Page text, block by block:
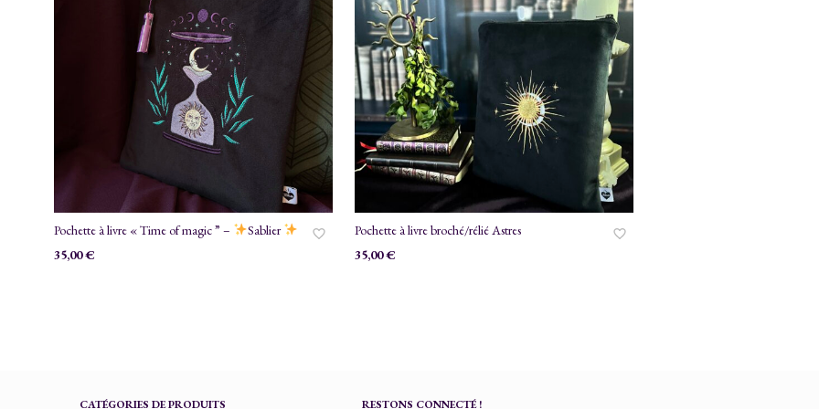
Pochette à livre « Time of magic ” –
Sablier
35,00€
Pochette à livre broché/rélié Astres
35,00€
CATÉGORIES DE PRODUITS RESTONS CONNECTÉ !